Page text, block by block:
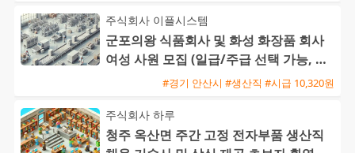
주식회사 이플시스템
군포의왕 식품회사 및 화성 화장품 회사
여성 사원 모집 (일급/주급 선택 가능, 통
근버스 운행)#경기 안산시 #생산직 #시급 10,320원
주식회사 하루
청주 옥산면 주간 고정 전자부품 생산직